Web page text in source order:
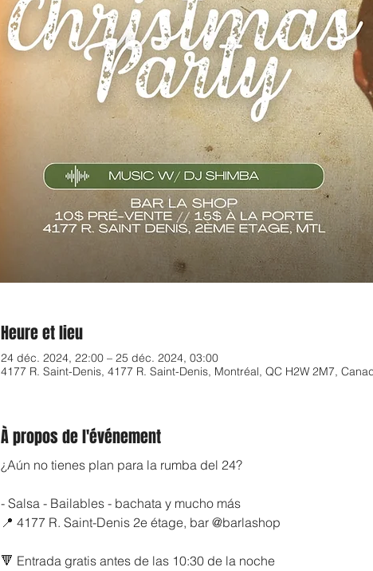
Heure et lieu
24 déc. 2024, 22:00 – 25 déc. 2024, 03:00
4177 R. Saint-Denis, 4177 R. Saint-Denis, Montréal, QC H2W 2M7,
À propos de l'événement
¿Aún no tienes plan para la rumba del 24?
- Salsa - Bailables - bachata y mucho más
📍 4177 R. Saint-Denis 2e étage, bar @barlashop
🔻 Entrada gratis antes de las 10:30 de la noche